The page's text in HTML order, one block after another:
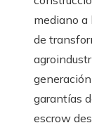
mediano a
de
garantías
escrow